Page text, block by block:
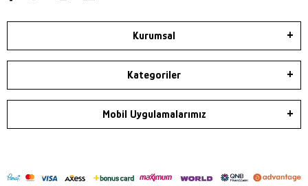
Kurumsal
Kategoriler
Mobil Uygulamalarımız